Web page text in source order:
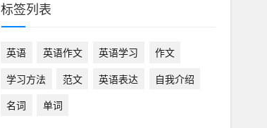
标签列表
英语 英语作文 英语学习
作文
学习方法
范文 英语表达
自我介绍
名词
单词